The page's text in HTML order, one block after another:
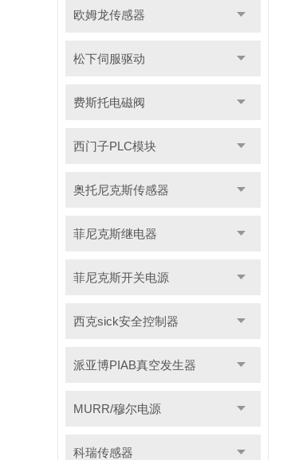
欧姆龙传感器
松下伺服驱动
费斯托电磁阀
西门子PLC模块
奥托尼克斯传感器
菲尼克斯继电器
菲尼克斯开关电源
西克sick安全控制器
派亚博PIAB真空发生器
MURR/穆尔电源
科瑞传感器